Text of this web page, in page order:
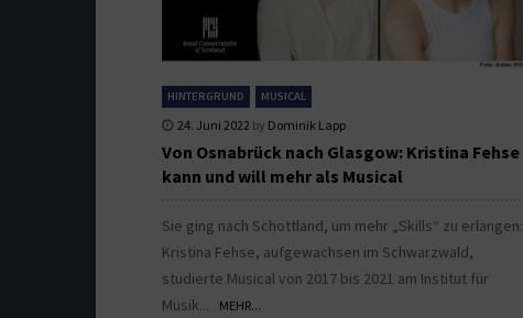
HINTERGRUND MUSICAL
24. Juni 2022 by Dominik Lapp
Von Osnabrück nach Glasgow: Kristina Fehse
kann und will mehr als Musical
Sie ging nach Schottland, um mehr „Skills“ zu erlangen:
Kristina Fehse, aufgewachsen im Schwarzwald,
studierte Musical von 2017 bis 2021 am Institut für
Musik...
MEHR...